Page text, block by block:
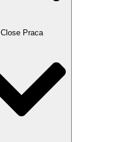
Close Praca